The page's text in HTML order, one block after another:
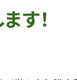
す！